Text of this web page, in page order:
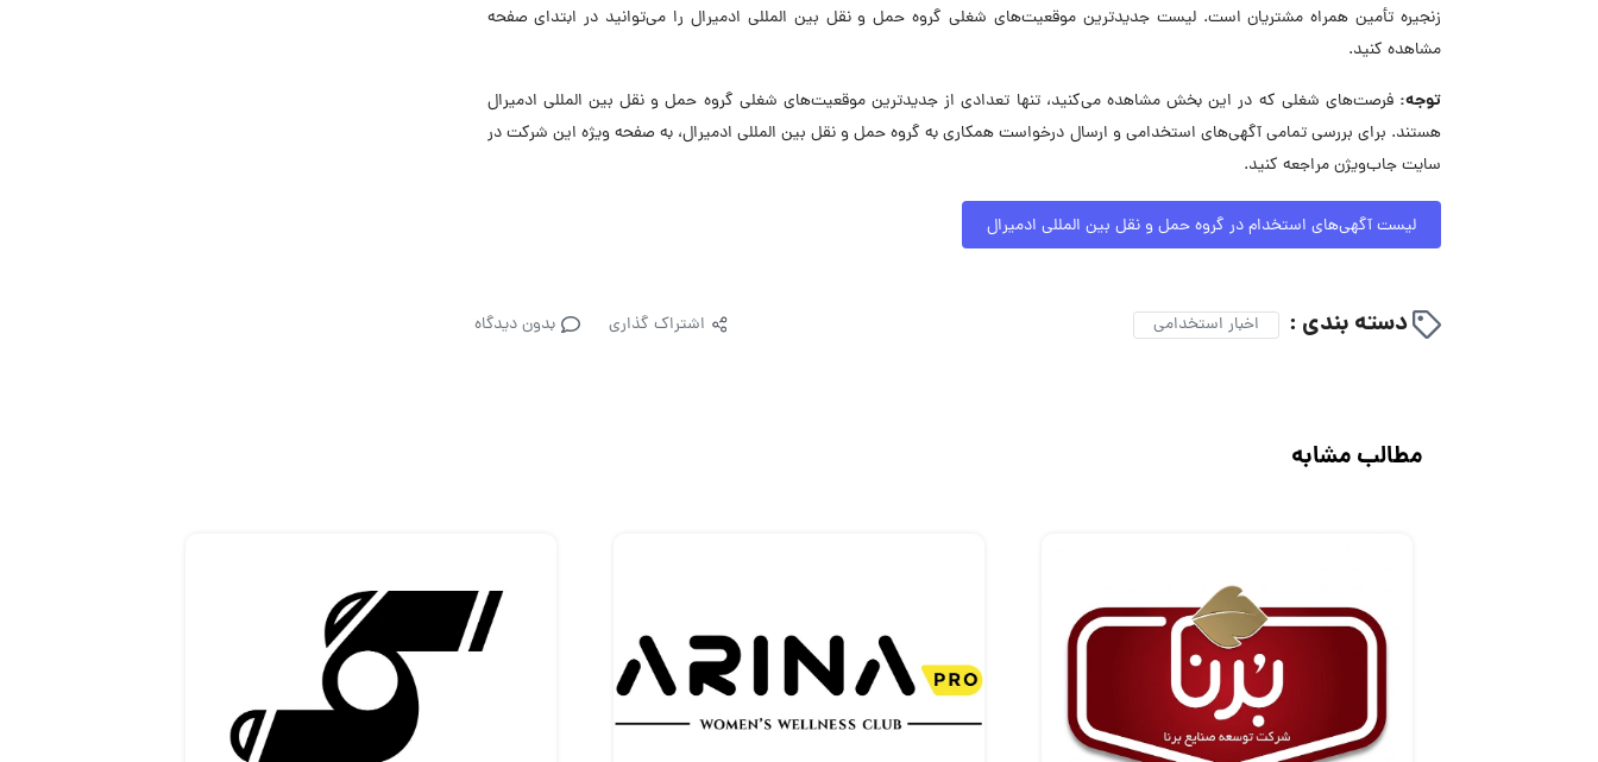
زنجیره تأمین همراه مشتریان است. لیست جدیدترین موقعیت‌های شغلی گروه حمل و نقل بین المللی ادمیرال را می‌توانید در ابتدای صفحه
مشاهده کنید.
توجه: فرصت‌های شغلی که در این بخش مشاهده می‌کنید، تنها تعدادی از جدیدترین موقعیت‌های شغلی گروه حمل و نقل بین المللی ادمیرال
هستند. برای بررسی تمامی آگهی‌های استخدامی و ارسال درخواست همکاری به گروه حمل و نقل بین المللی ادمیرال، به صفحه ویژه این شرکت در
سایت جاب‌ویژن مراجعه کنید.
لیست آگهی‌های استخدام در گروه حمل و نقل بین المللی ادمیرال
دسته بندی : اخبار استخدامی اشتراک گذاری بدون دیدگاه
مطالب مشابه